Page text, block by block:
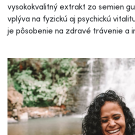
vysokokvalitný extrakt zo semien
vplýva na fyzickú aj psychickú
je pôsobenie na zdravé trávenie a